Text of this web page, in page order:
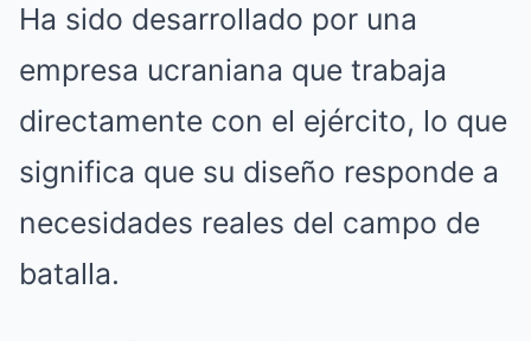
Ha sido desarrollado por una
empresa ucraniana que trabaja
directamente con el ejército, lo que
significa que su diseño responde a
necesidades reales del campo de
batalla.